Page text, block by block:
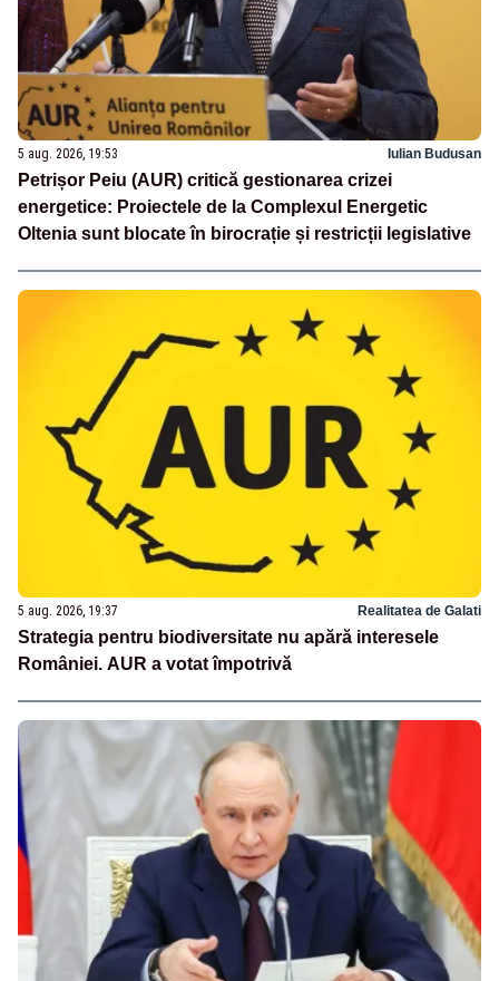
5 aug. 2026, 19:53 Iulian Budusan
Petrișor Peiu (AUR) critică gestionarea crizei
energetice: Proiectele de la Complexul Energetic
Oltenia sunt blocate în birocrație și restricții legislative
5 aug. 2026, 19:37 Realitatea de Galati
Strategia pentru biodiversitate nu apără interesele
României. AUR a votat împotrivă